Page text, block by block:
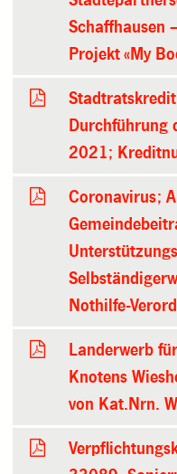
Schaffhausen
Projekt «My
Durchführung
2021;
Coronavirus;
Nothilfe-
Landerwerb
Knotens
von Kat.Nrn.